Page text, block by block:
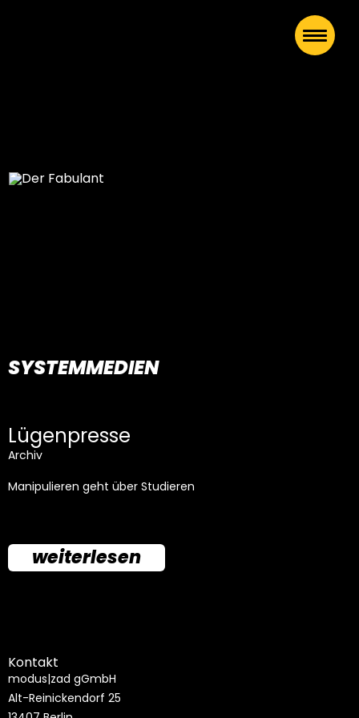
SYSTEMMEDIEN
Lügenpresse
Archiv
Manipulieren geht über Studieren
weiterlesen
Kontakt
modus|zad gGmbH
Alt-Reinickendorf 25